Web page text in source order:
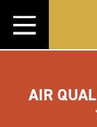
跳转至内容
AIR